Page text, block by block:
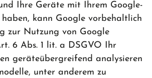
Ihre Geräte mit Ihrem Google-
kann Google vorbehaltlich
zur Nutzung von Google
6 Abs. 1 lit. a DSGVO Ihr
geräteübergreifend analysieren
unter anderem zu